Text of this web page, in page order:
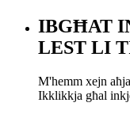
IBGĦAT
LEST LI
M'hemm xejn
Ikklikkja għal